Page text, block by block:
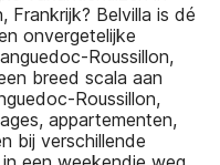
Frankrijk? Belvilla is dé
onvergetelijke
Roussillon,
breed scala aan
Roussillon,
appartementen,
bij verschillende